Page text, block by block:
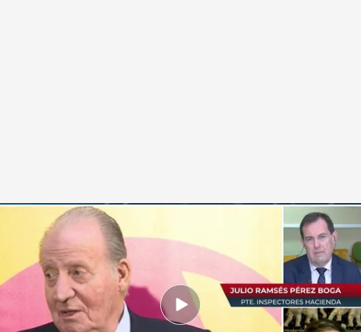
José María Mollinero y Julio Ramsés Pérez Boga enfrentan posturas
Todo es mentira
10 DIC 2020 - 17:31h.
¿Por qué Hacienda no investigó al Emérito